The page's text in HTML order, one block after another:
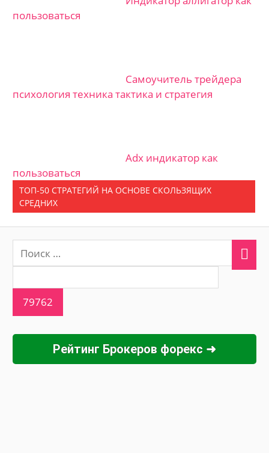
пользоваться
Самоучитель трейдера
психология техника тактика и стратегия
Adx индикатор как
пользоваться
ТОП-50 СТРАТЕГИЙ НА ОСНОВЕ СКОЛЬЗЯЩИХ
СРЕДНИХ
Рейтинг Брокеров форекс ➜